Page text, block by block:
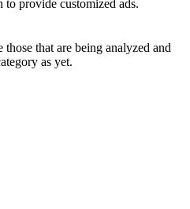
provide customized ads.
that are being analyzed and
as yet.